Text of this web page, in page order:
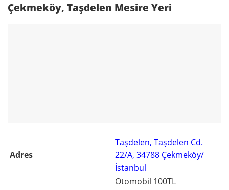
Çekmeköy, Taşdelen Mesire Yeri
Adres
Taşdelen, Taşdelen Cd.
22/A, 34788 Çekmeköy/
İstanbul
Otomobil 100TL